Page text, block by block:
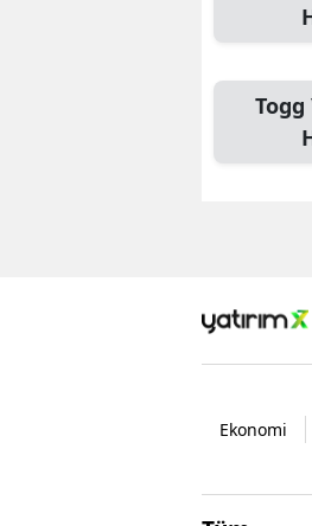
Togg
Ekonomi